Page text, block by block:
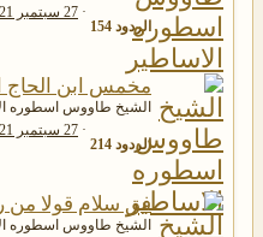
الردود 154
27 سبتمبر 2021
مخمس ابن الحاج
الشيخ طاووس اسطوره
الردود 214
27 سبتمبر 2021
فق سلام قولا من
الشيخ طاووس اسطوره